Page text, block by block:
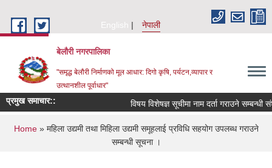
English
नेपाली
बेलौरी नगरपालिका
"समृद्ध बेलौरी निर्माणको मूल आधार: दिगो कृषि, पर्यटन,व्यापार र
उत्थानशील पूर्वाधार"
प्रमुख समाचार:: विषय विशेषज्ञ सूचीमा नाम दर्ता गराउने सम्बन्धी
You are here
Home» महिला उद्यमी तथा मिहिला उद्यमी समूहलाई प्रविधि सहयोग उपलब्ध गराउने
सम्बन्धी सूचना ।